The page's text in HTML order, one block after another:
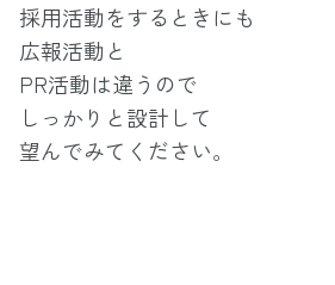
採用活動をするときにも
広報活動と
PR活動は違うので
しっかりと設計して
望んでみてください。